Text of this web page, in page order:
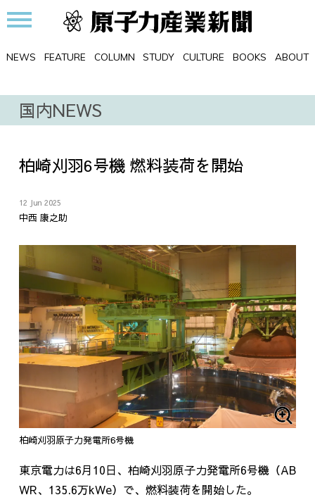
NEWS FEATURE COLUMN STUDY CULTURE BOOKS ABOUT
国内NEWS
柏崎刈羽6号機 燃料装荷を開始
12 Jun 2025
中西 康之助
柏崎刈羽原子力発電所6号機
東京電力は6月10日、柏崎刈羽原子力発電所6号機（AB
WR、 135.6万kWe）で、燃料装荷を開始した。